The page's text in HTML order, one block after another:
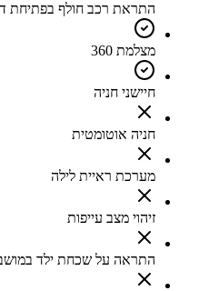
התראת רכב חולף בפתיחת
מצלמת 360
חיישני חניה
חניה אוטומטית
מערכת ראיית לילה
זיהוי מצב עייפות
התראה על שכחת ילד